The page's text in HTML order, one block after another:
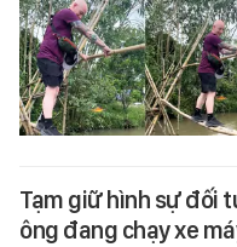
Tạm giữ hình sự đối
ông đang chạy xe